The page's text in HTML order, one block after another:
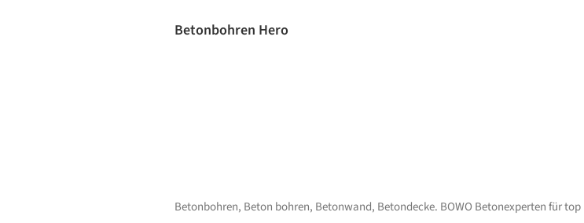
Betonbohren Hero
Betonbohren, Beton bohren, Betonwand, Betondecke. BOWO Betonexperten für